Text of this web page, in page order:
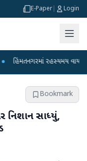
E-Paper Login
રહસ્યમય વાયરસ કે
Bookmark
નિશાન સાધ્યું,